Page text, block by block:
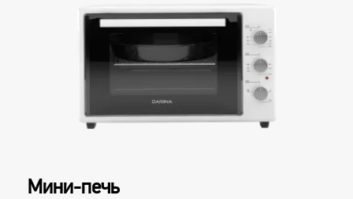
Мини-печь